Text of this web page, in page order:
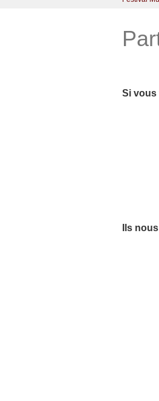
Si vous
Ils